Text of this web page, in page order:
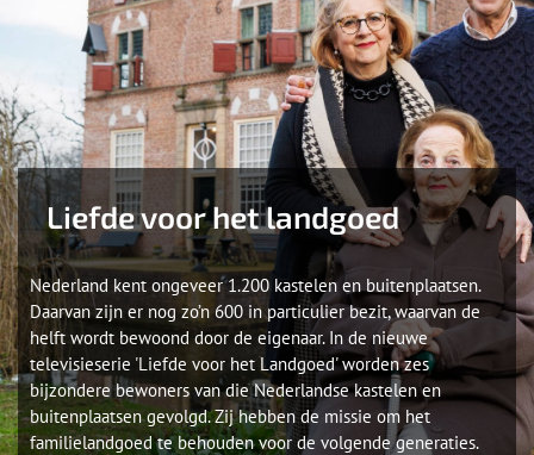
Liefde voor het landgoed
Nederland kent ongeveer 1.200 kastelen en buitenplaatsen.
Daarvan zijn er nog zo’n 600 in particulier bezit, waarvan de
helft wordt bewoond door de eigenaar. In de nieuwe
televisieserie 'Liefde voor het Landgoed' worden zes
bijzondere bewoners van die Nederlandse kastelen en
buitenplaatsen gevolgd. Zij hebben de missie om het
familielandgoed te behouden voor de volgende generaties.